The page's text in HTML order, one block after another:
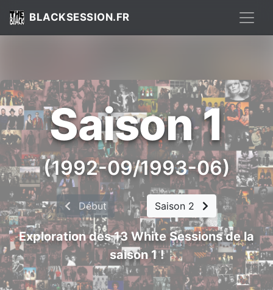
BLACKSESSION.FR
Saison 1
(1992-09/1993-06)
Début | Saison 2
Exploration des 13 White Sessions de la
saison 1 !